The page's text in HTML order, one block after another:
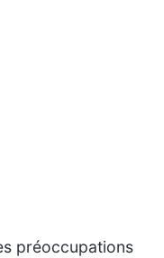
préoccupations